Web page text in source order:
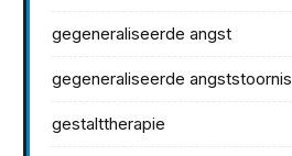
gegeneraliseerde angst
gegeneraliseerde angststoornis
gestalttherapie